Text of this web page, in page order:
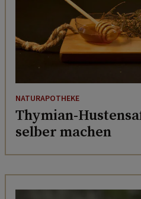
NATURAPOTHEKE
Thymian-
selber machen